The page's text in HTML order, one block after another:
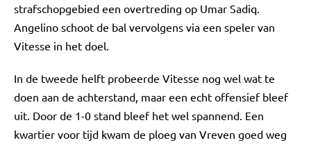
strafschopgebied een overtreding op Umar Sadiq.
Angelino schoot de bal vervolgens via een speler van
Vitesse in het doel.
In de tweede helft probeerde Vitesse nog wel wat te
doen aan de achterstand, maar een echt offensief bleef
uit. Door de 1-0 stand bleef het wel spannend. Een
kwartier voor tijd kwam de ploeg van Vreven goed weg